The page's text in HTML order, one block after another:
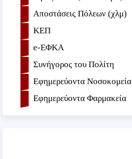
Αποστάσεις Πόλεων (χλμ)
ΚΕΠ
e-ΕΦKA
Συνήγορος του Πολίτη
Εφημερεύοντα Νοσοκομεία
Εφημερεύοντα Φαρμακεία